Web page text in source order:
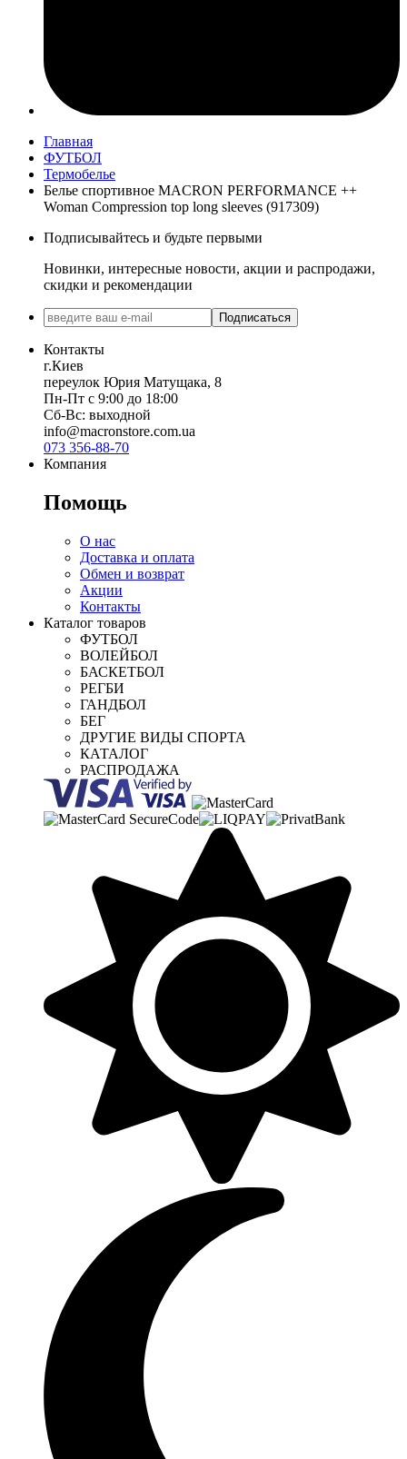
Главная
ФУТБОЛ
Термобелье
Белье спортивное MACRON PERFORMANCE ++
Woman Compression top long sleeves (917309)
Подписывайтесь и будьте первыми
Новинки, интересные новости, акции и распродажи,
скидки и рекомендации
Подписаться
Контакты
г.Киев
переулок Юрия Матущака, 8
Пн-Пт с 9:00 до 18:00
Сб-Вс: выходной
info@macronstore.com.ua
073 356-88-70
Компания
Помощь
О нас
Доставка и оплата
Обмен и возврат
Акции
Контакты
Каталог товаров
ФУТБОЛ
ВОЛЕЙБОЛ
БАСКЕТБОЛ
РЕГБИ
ГАНДБОЛ
БЕГ
ДРУГИЕ ВИДЫ СПОРТА
КАТАЛОГ
РАСПРОДАЖА